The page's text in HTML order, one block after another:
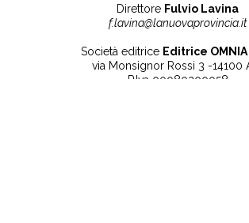
Direttore Fulvio Lavina
f.lavina@lanuovaprovincia.it
Società editrice Editrice OMNIA
via Monsignor Rossi 3 -14100
P.Iva 00080200058